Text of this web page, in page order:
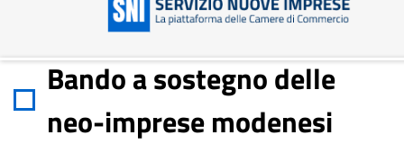
Bando a sostegno delle
neo-imprese modenesi